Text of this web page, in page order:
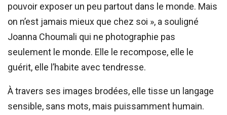
pouvoir exposer un peu partout dans le monde. Mais
on n’est jamais mieux que chez soi », a souligné
Joanna Choumali qui ne photographie pas
seulement le monde. Elle le recompose, elle le
guérit, elle l’habite avec tendresse.
À travers ses images brodées, elle tisse un langage
sensible, sans mots, mais puissamment humain.